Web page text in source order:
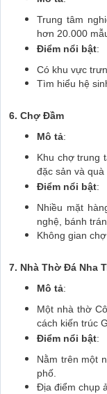
Trung tâm
hơn 20.000
Điểm nổi bật:
Có khu vực
Tìm hiểu hệ
6. Chợ Đầm
Mô tả:
Khu chợ trung
đặc sản và quà
Điểm nổi bật:
Nhiều mặt
nghệ, bánh
Không gian
7. Nhà Thờ Đá Nha
Mô tả:
Một nhà thờ
cách kiến trúc
Điểm nổi bật:
Nằm trên một
phố.
Địa điểm chụp